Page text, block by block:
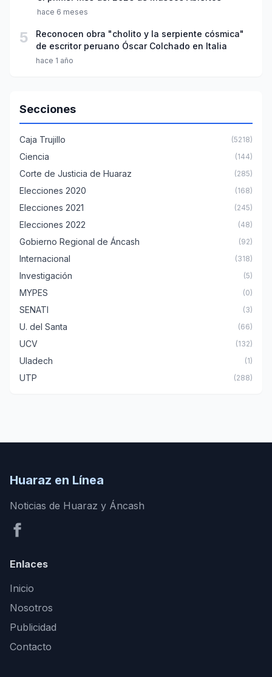
hace 6 meses
5
Reconocen obra "cholito y la serpiente cósmica"
de escritor peruano Óscar Colchado en Italia
hace 1 año
Secciones
Caja Trujillo (5218)
Ciencia (144)
Corte de Justicia de Huaraz (285)
Elecciones 2020 (168)
Elecciones 2021 (245)
Elecciones 2022 (48)
Gobierno Regional de Áncash (92)
Internacional (318)
Investigación (5)
MYPES (0)
SENATI (3)
U. del Santa (66)
UCV (132)
Uladech (1)
UTP (288)
Huaraz en Línea
Noticias de Huaraz y Áncash
Enlaces
Inicio
Nosotros
Publicidad
Contacto